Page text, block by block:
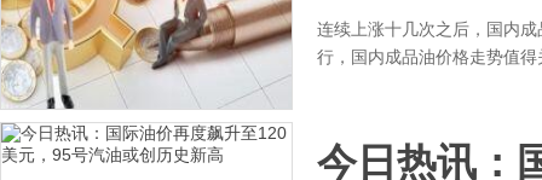
连续上涨十几次之后，国内
行，国内成品油价格走势值
今日热讯：